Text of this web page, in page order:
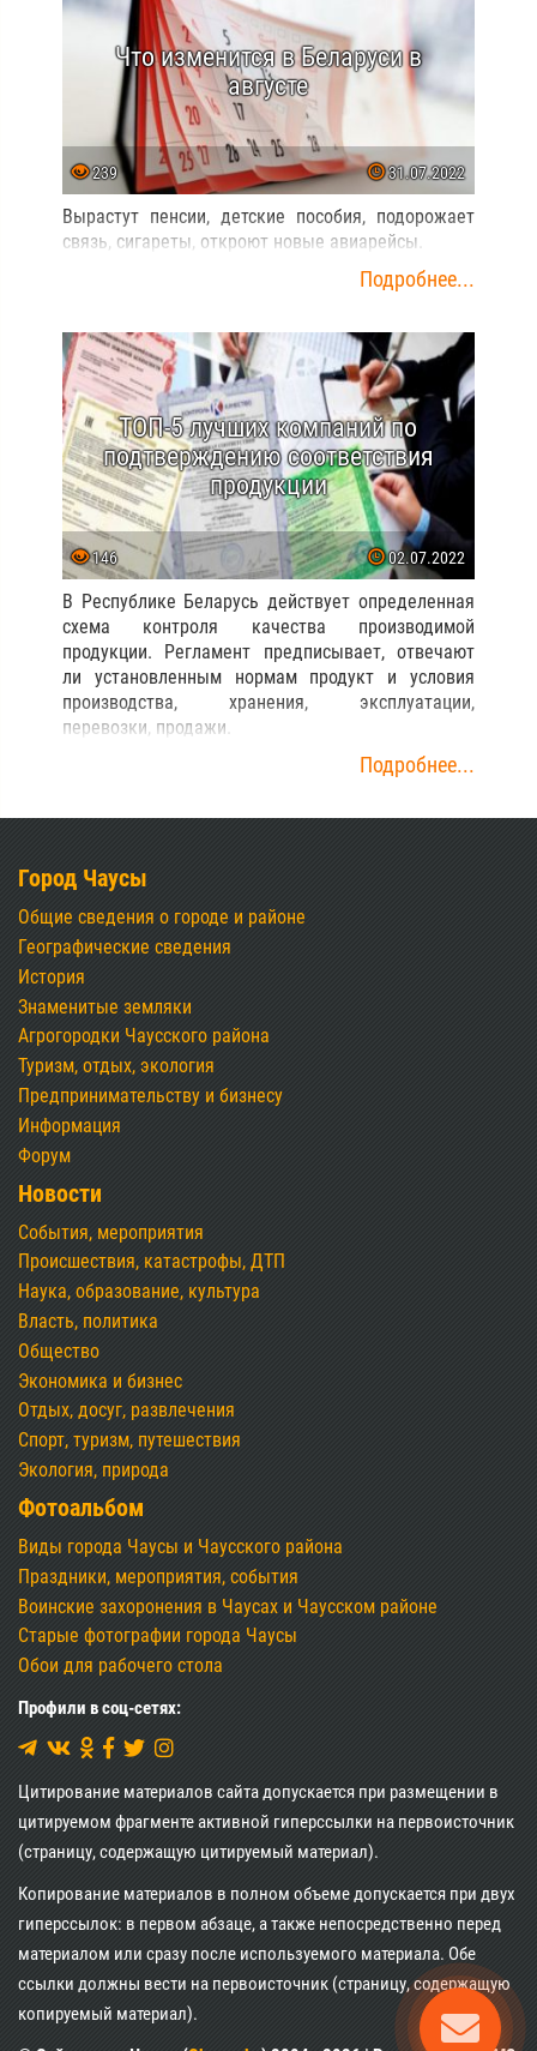
Что изменится в Беларуси в
августе
239 31.07.2022
Вырастут пенсии, детские пособия, подорожает
связь, сигареты, откроют новые авиарейсы.
Подробнее...
ТОП-5 лучших компаний по
подтверждению соответствия
продукции
146 02.07.2022
В Республике Беларусь действует определенная
схема контроля качества производимой
продукции. Регламент предписывает, отвечают
ли установленным нормам продукт и условия
производства, хранения, эксплуатации,
перевозки, продажи.
Подробнее...
Город Чаусы
Общие сведения о городе и районе
Географические сведения
История
Знаменитые земляки
Агрогородки Чаусского района
Туризм, отдых, экология
Предпринимательству и бизнесу
Информация
Форум
Новости
События, мероприятия
Происшествия, катастрофы, ДТП
Наука, образование, культура
Власть, политика
Общество
Экономика и бизнес
Отдых, досуг, развлечения
Спорт, туризм, путешествия
Экология, природа
Фотоальбом
Виды города Чаусы и Чаусского района
Праздники, мероприятия, события
Воинские захоронения в Чаусах и Чаусском районе
Старые фотографии города Чаусы
Обои для рабочего стола
Профили в соц-сетях:
Цитирование материалов сайта допускается при размещении в
цитируемом фрагменте активной гиперссылки на первоисточник
(страницу, содержащую цитируемый материал).
Копирование материалов в полном объеме допускается при двух
гиперссылок: в первом абзаце, а также непосредственно перед
материалом или сразу после используемого материала. Обе
ссылки должны вести на первоисточник (страницу, содержащую
копируемый материал).